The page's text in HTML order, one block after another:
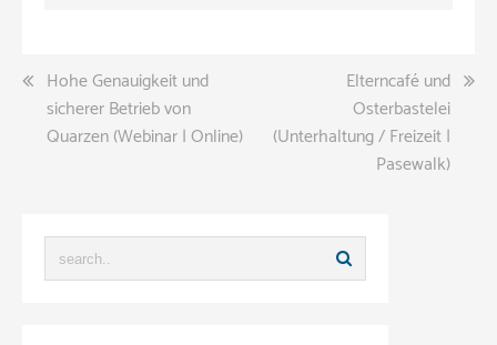
Beitragsnavigation
Hohe Genauigkeit und
sicherer Betrieb von
Quarzen (Webinar | Online)
Elterncafé und
Osterbastelei
(Unterhaltung / Freizeit |
Pasewalk)